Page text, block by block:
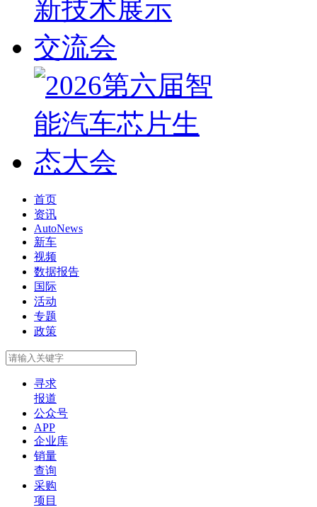
首页
资讯
AutoNews
新车
视频
数据报告
国际
活动
专题
政策
寻求
报道
公众号
APP
企业库
销量
查询
采购
项目